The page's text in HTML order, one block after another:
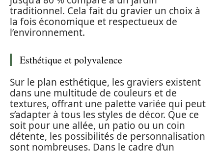
traditionnel. Cela fait du gravier un choix à
la fois économique et respectueux de
l’environnement.
Esthétique et polyvalence
Sur le plan esthétique, les graviers existent
dans une multitude de couleurs et de
textures, offrant une palette variée qui peut
s’adapter à tous les styles de décor. Que ce
soit pour une allée, un patio ou un coin
détente, les possibilités de personnalisation
sont nombreuses. Dans le cadre d’un